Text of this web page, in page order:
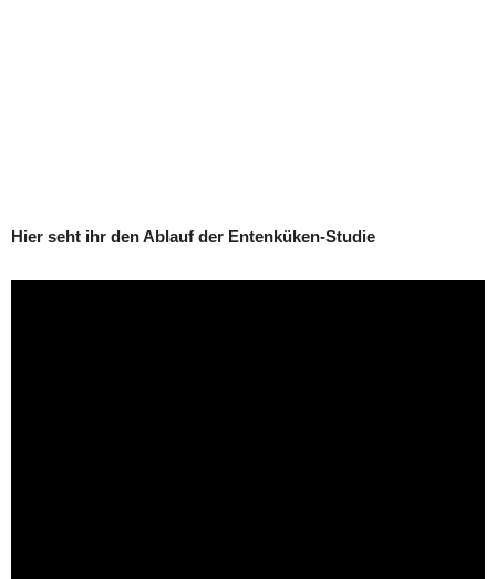
Hier seht ihr den Ablauf der Entenküken-Studie